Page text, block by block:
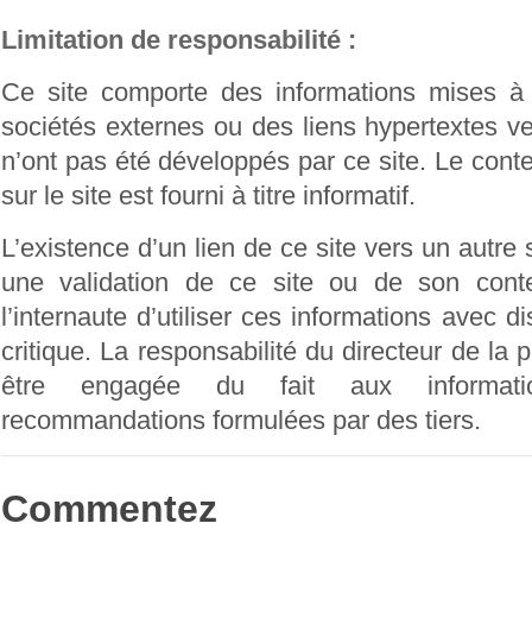
Limitation de responsabilité :
Ce site comporte des informations mises
sociétés externes ou des liens hypertextes
n’ont pas été développés par ce site. Le
sur le site est fourni à titre informatif.
L’existence d’un lien de ce site vers un
une validation de ce site ou de son
l’internaute d’utiliser ces informations avec
critique. La responsabilité du directeur de la
être engagée du fait aux
recommandations formulées par des tiers.
Commentez